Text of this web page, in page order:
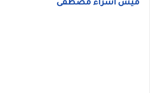
ميس اسراء مصطفى